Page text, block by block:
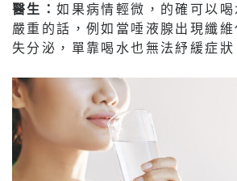
醫生：如果病情輕微，的確可以
嚴重的話，例如當唾液腺出現纖
失分泌，單靠喝水也無法紓緩症狀